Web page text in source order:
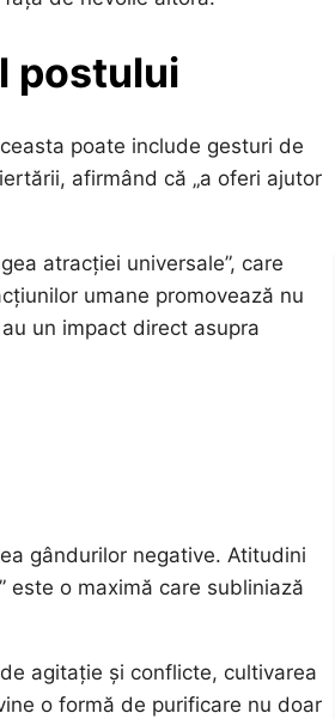
postului
poate include gesturi de
afirmând că „a oferi ajutor
atracției universale”, care
umane promovează nu
un impact direct asupra
gândurilor negative. Atitudini
este o maximă care subliniază
agitație și conflicte, cultivarea
o formă de purificare nu doar